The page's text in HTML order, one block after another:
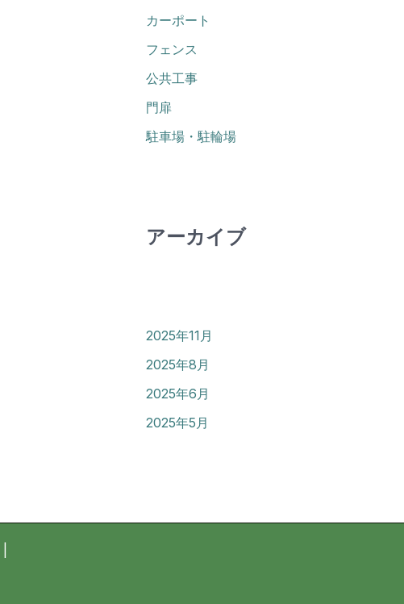
カーポート
フェンス
公共工事
門扉
駐車場・駐輪場
アーカイブ
2025年11月
2025年8月
2025年6月
2025年5月